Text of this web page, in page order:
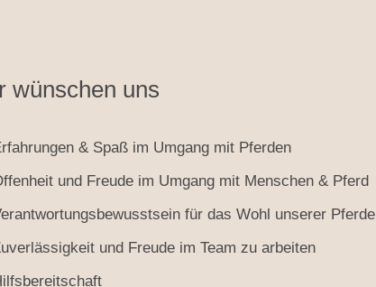
wünschen uns
& Spaß im Umgang mit Pferden
und Freude im Umgang mit Menschen & Pferd
für das Wohl unserer Pferde
und Freude im Team zu arbeiten